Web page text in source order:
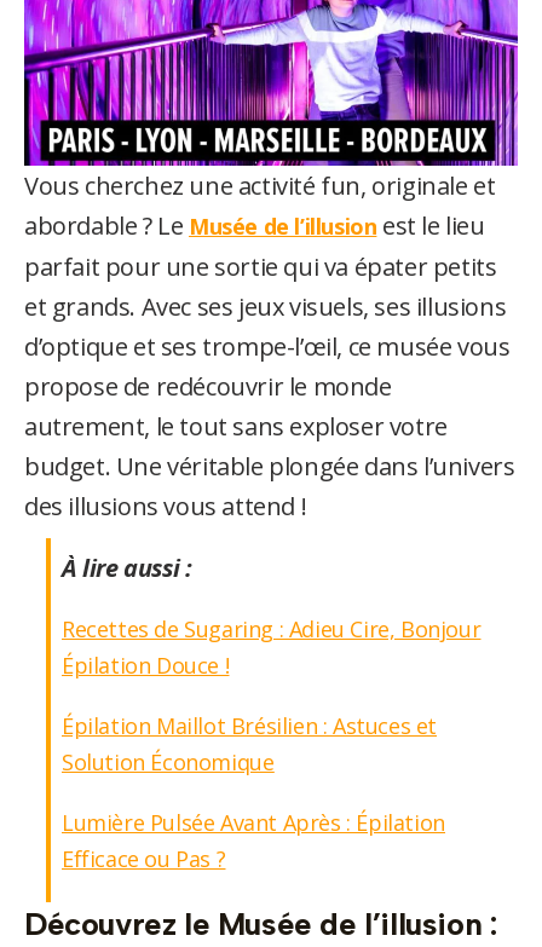
Vous cherchez une activité fun, originale et
abordable ? Le Musée de l’illusion est le lieu
parfait pour une sortie qui va épater petits
et grands. Avec ses jeux visuels, ses illusions
d’optique et ses trompe-l’œil, ce musée vous
propose de redécouvrir le monde
autrement, le tout sans exploser votre
budget. Une véritable plongée dans l’univers
des illusions vous attend !
À lire aussi :
Recettes de Sugaring : Adieu Cire, Bonjour
Épilation Douce !
Épilation Maillot Brésilien : Astuces et
Solution Économique
Lumière Pulsée Avant Après : Épilation
Efficace ou Pas ?
Découvrez le Musée de l’illusion :